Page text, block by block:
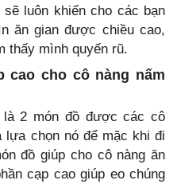
luôn khiến cho các bạn
ăn gian được chiều cao,
thấy mình quyến rũ.
cao cho cô nàng nấm
2 món đồ được các cô
lựa chọn nó để mặc khi đi
đồ giúp cho cô nàng ăn
cạp cao giúp eo chúng